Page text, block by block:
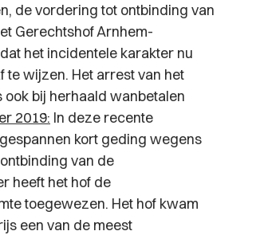
de vordering tot ontbinding van
Gerechtshof Arnhem-
het incidentele karakter nu
wijzen. Het arrest van het
bij herhaald wanbetalen
2019: In deze recente
kort geding wegens
van de
heeft het hof de
toegewezen. Het hof kwam
een van de meest